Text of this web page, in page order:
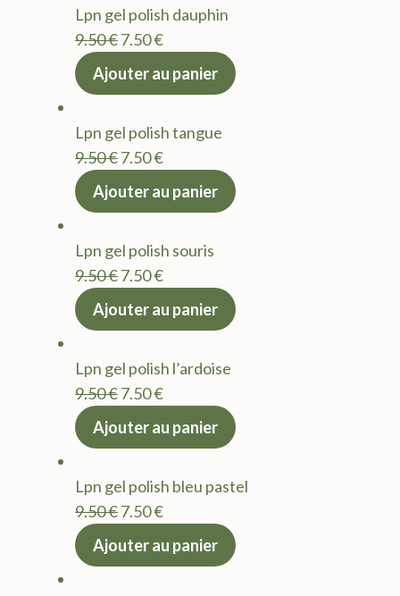
9.50 €.7.50 €.
Lpn gel polish dauphin
9.50€Le
prix
9.50 €.
7.50€Le
actuel
7.50 €.
Ajouter au panier
Lpn gel polish tangue
9.50€Le
prix
9.50 €.
7.50€Le
actuel
7.50 €.
Ajouter au panier
Lpn gel polish souris
9.50€Le
prix
9.50 €.
7.50€Le
actuel
7.50 €.
Ajouter au panier
Lpn gel polish l’ardoise
9.50€Le
prix
9.50 €.
7.50€Le
actuel
7.50 €.
Ajouter au panier
Lpn gel polish bleu pastel
9.50€Le
prix
7.50€Le
actuel
Ajouter au panier